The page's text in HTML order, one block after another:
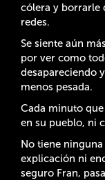
cólera y borrarle
redes.
Se siente aún
por ver como
desapareciendo
menos pesada.
Cada minuto
en su pueblo, ni
No tiene
explicación ni
seguro Fran,